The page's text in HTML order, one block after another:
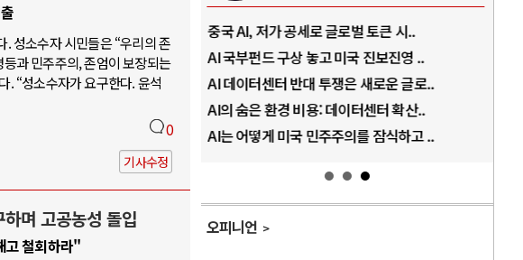
. 성소수자 시민들은 “우리의 존
과 민주주의, 존엄이 보장되는
. “성소수자가 요구한다. 윤석
0
기사수정
며 고공농성 돌입
고 철회하라"
행료를 철회한 트럼프
협 봉쇄 선택한 배경
수단 한계 직면
중국 AI, 저가 공세로 글로벌 토큰 시..
AI 국부펀드 구상 놓고 미국 진보진영 ..
AI 데이터센터 반대 투쟁은 새로운 글로..
AI의 숨은 환경 비용: 데이터센터 확산..
AI는 어떻게 미국 민주주의를 잠식하고 ..
오피니언